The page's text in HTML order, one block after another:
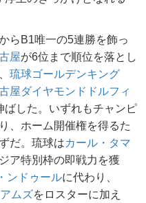
らB1唯一の5連勝を飾っ
屋が6位まで順位を落とし
琉球ゴールデンキング
屋ダイヤモンドドルフィ
した。いずれもチャンピ
、ホーム開催権を得るた
だ。琉球はカール・タマ
ア特別枠の即戦力を獲
ンドゥールに代わり、
ムズをロスターに加え